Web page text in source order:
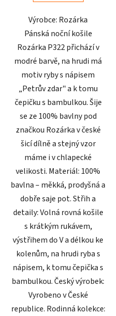
85B 85D 90D
hvězdiček.
Výrobce: Rozárka
Pánská noční košile
Rozárka P322 přichází v
modré barvě, na hrudi má
motiv ryby s nápisem
„Petrův zdar" a k tomu
čepičku s bambulkou. Šije
se ze 100% bavlny pod
značkou Rozárka v české
šicí dílně a stejný vzor
máme i v chlapecké
velikosti. Materiál: 100%
bavlna – měkká, prodyšná a
dobře saje pot. Střih a
detaily: Volná rovná košile
s krátkým rukávem,
výstřihem do V a délkou ke
kolenům, na hrudi ryba s
nápisem, k tomu čepička s
bambulkou. Český výrobek:
Vyrobeno v České
republice. Rodinná kolekce: